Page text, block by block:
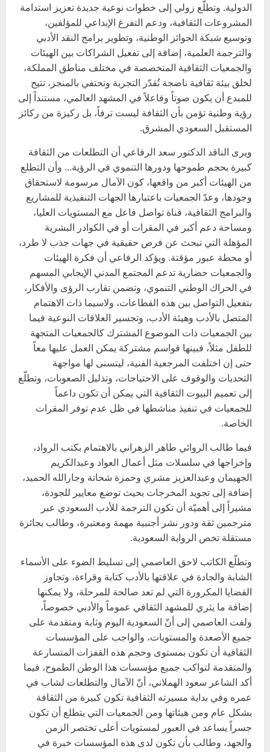
الدولية. وتطلّع زولي إلى خطوات نوعية جديدة تعزيز استدامة
المشروعات الثقافية، ودعم التفرغ الإبداعي للمؤلفين،
وتوسيع شبكة الجوائز الوطنية، وتطوير برامج النقد الأدبي
والترجمة العلمية، إضافة إلى تفعيل الشراكات بين الهيئات
والجمعيات الثقافية المتخصصة في مختلف مناطق المملكة،
لخلق بيئة ثقافية ناضجة تُقدّر التجربة وتحتفي بالمنجز، تتيح
للمبدع أن يكون صوتاً وفاعلاً في المشهد العالمي، مستنداً إلى
رؤية وطنية تؤمن بأن الثقافة ليست ترفاً، بل ركيزة من ركائز
المستقبل السعودي المشرق.
ويرى الناقد الدكتور سعد الرفاعي أن التطلعات من الثقافة
كبيرة بحجم طموحها ودورها التنموي في الرؤية… وأن التطلع
من الهيئات أكبر من واقعها، كون الآمال مرسومة لاستحقاق
وجودها، وعدّ الجمعيات باعتبارها الجهات التنفيذية للمشاريع
والبرامج الثقافية، قناة تواصل فاعل مع المستويات العليا،
ومساحة دعم أكبر في المقرات أو في الكوادر البشرية
المؤهلة التي تبحث عن فرص حقيقية في جهات جذب لا طرد،
أو محطة عبور مؤقتة. ويؤكد الرفاعي أن فكرة الهيئات
والجمعيات حضارية تدعم المجتمع المدني الإيجابي المسهم
في الحراك الوطني التنموي، وتضمن تقارب الرؤى والأفكار،
بتفعيل التواصل بين هذه القطاعات، ولاسيما ذات الاهتمام
المتصل بالأدب وهيئة الأدب، وتجسير العلاقات النوعية فيما
بين الجمعيات ذات الموضوع المشترك كالجمعيات المتجهة
للطفل مثلاً، فبينها قواسم مشتركة يمكن العمل عليها معاً
حتى إن اختلفت المرجعية الفنية، ليتسنى لها مواجهة
التحديات والوقوف على الاحتياجات، وتذليل الصعوبات، وتطلّع
إلى تعميم البيوت الثقافية التي يمكن أن تكون داعماً
للجمعيات في تنفيذ مناشطها في ظل عدم توفر المقرات
الخاصة.
فيما طالب الروائي طاهر الزهراني بالاهتمام بكتب الرواد،
وإخراجها في سلسلات مثل أعمال العواد وعبدالكريم
الجهيمان وعبدالعزيز مشري وحمزة شحاتة وجارالله الحميد،
إضافة إلى تجويد المخرجات بحيث توضع معايير للجودة،
مشيراً إلى أهميّة أن تكون الترجمة للأدب السعودي عبر
مترجمين ثقة ودور نشر أجنبية مهمة ومعتبرة، وطالب بجائزة
مستقلة تخص الرواية السعودية.
وتطلّع الكاتب لاحق العاصمي إلى تسليط الضوء على الأسماء
الشابة والجادة في علاقتها بالأدب كتابة وقراءة، وتجاوز
القضايا المكرورة التي لم تعد صالحة للمرحلة، ولا يمكنها
إضافة ما يثري للمشهد الثقافي عموماً والأدبي خصوصاً،
ولفت العاصمي إلى أنّ السعودية اليوم وثابة ومتقدمة على
جميع الأصعدة والمستويات، والواجب على المؤسسات
الثقافية أن تكون بمستوى وحجم هذه القفزات المتسارعة
والمتقدمة لتواكب جميع مؤسسات هذا الوطن الطموح، فيما
أكد الشاعر سعود الهملاني، أنّ الآمال والتطلعات لشاب في
عمره وفي بداية مسيرته الثقافية تكون كبيرة من الثقافة
بشكل عام ومن هيئاتها ومن الجمعيات التي يتطلع أن تكون
جسراً يساعد في العبور لمستويات أعلى تختصر الزمن
والجهد، وطالب بأن تكون لدى هذه المؤسسات خبرة في